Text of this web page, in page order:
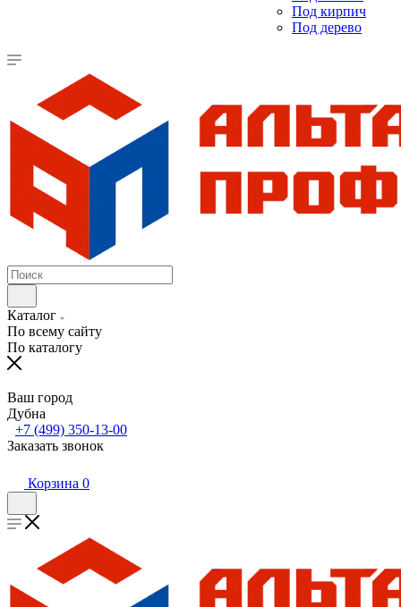
Под кирпич
Под дерево
Каталог
По всему сайту
По каталогу
Ваш город
Дубна
+7 (499) 350-13-00
Заказать звонок
Корзина 0